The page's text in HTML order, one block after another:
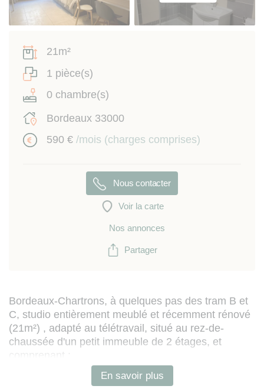
21m²
1 pièce(s)
0 chambre(s)
Bordeaux 33000
590 € /mois (charges comprises)
Nous contacter
Voir la carte
Nos annonces
Partager
Bordeaux-Chartrons, à quelques pas des tram B et
C, studio entièrement meublé et récemment rénové
(21m²) , adapté au télétravail, situé au rez-de-
chaussée d'un petit immeuble de 2 étages, et
comprenant :
- pièce à vivre entièrement équipée (four, plaques
de cuisson vitro-céramique, réfrigérateur-
En savoir plus